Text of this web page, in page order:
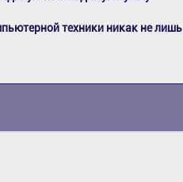
техники никак не лишь